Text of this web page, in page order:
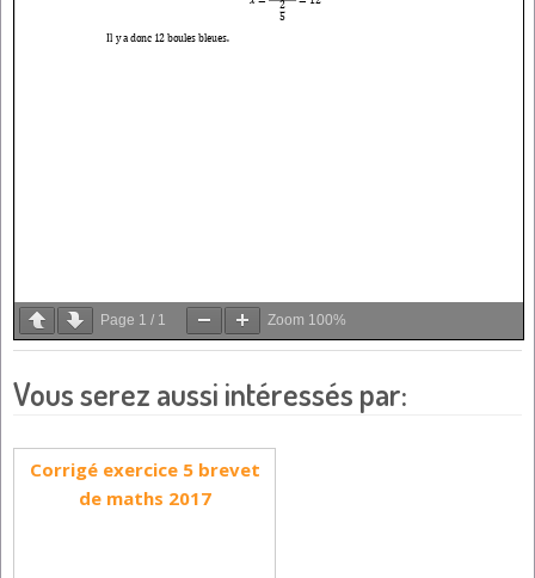
Page 1 / 1 Zoom 100%
Vous serez aussi intéressés par:
Corrigé exercice 5 brevet
de maths 2017